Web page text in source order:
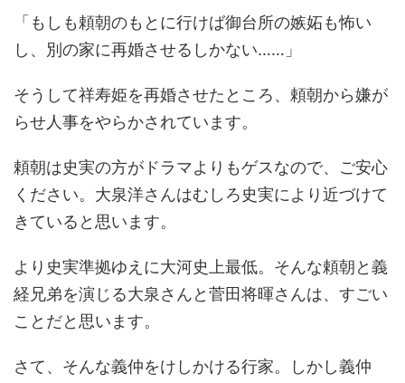
「もしも頼朝のもとに行けば御台所の嫉妬も怖い
し、別の家に再婚させるしかない……」
そうして祥寿姫を再婚させたところ、頼朝から嫌が
らせ人事をやらかされています。
頼朝は史実の方がドラマよりもゲスなので、ご安心
ください。大泉洋さんはむしろ史実により近づけて
きていると思います。
より史実準拠ゆえに大河史上最低。そんな頼朝と義
経兄弟を演じる大泉さんと菅田将暉さんは、すごい
ことだと思います。
さて、そんな義仲をけしかける行家。しかし義仲